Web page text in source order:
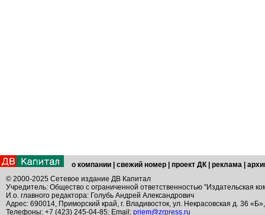
о компании свежий номер проект ДК реклама
© 2000-2025 Сетевое издание ДВ Капитал
Учредитель: Общество с ограниченной ответственностью "Издательская
И.о. главного редактора: Голубь Андрей Александрович
Адрес: 690014, Приморский край, г. Владивосток, ул. Некрасовская д. 36
Телефоны: +7 (423) 245-04-85; Email: priem@zrpress.ru